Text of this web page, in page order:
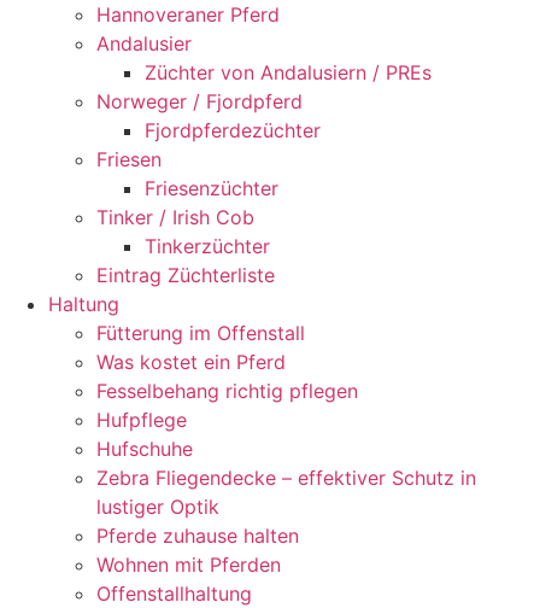
Hannoveraner Pferd
Andalusier
Züchter von Andalusiern / PREs
Norweger / Fjordpferd
Fjordpferdezüchter
Friesen
Friesenzüchter
Tinker / Irish Cob
Tinkerzüchter
Eintrag Züchterliste
Haltung
Fütterung im Offenstall
Was kostet ein Pferd
Fesselbehang richtig pflegen
Hufpflege
Hufschuhe
Zebra Fliegendecke – effektiver Schutz in
lustiger Optik
Pferde zuhause halten
Wohnen mit Pferden
Offenstallhaltung